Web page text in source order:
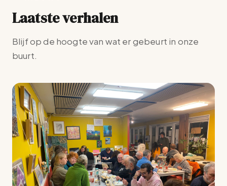
Laatste verhalen
Blijf op de hoogte van wat er gebeurt in onze
buurt.